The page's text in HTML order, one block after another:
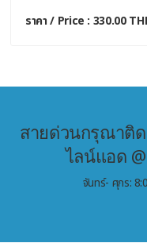
ราคา / Price : 330.00
สายด่วนกรุณาติ
ไลน์แอด
จันทร์- ศุกร: